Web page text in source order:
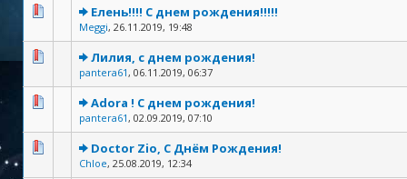
Елень!!!! С днем рождения!!!!!
Meggi, 26.11.2019, 19:48
Лилия, с днем рождения!
pantera61, 06.11.2019, 06:37
Adora ! С днем рождения!
pantera61, 02.09.2019, 07:10
Doctor Zio, С Днём Рождения!
Chloe, 25.08.2019, 12:34